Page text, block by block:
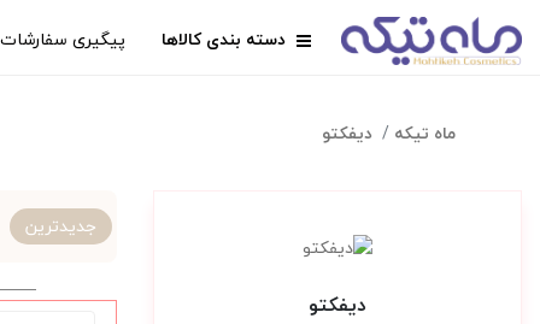
دسته بندی کالاها پیگیری سفارشات
ماه تیکه دیفکتو
دیفکتو
جدیدترین